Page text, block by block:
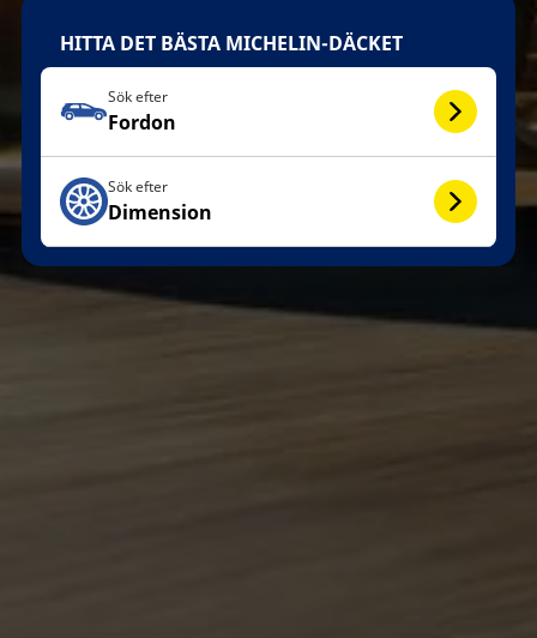
HITTA DET BÄSTA MICHELIN-DÄCKET
Sök efter
Fordon
Sök efter
Dimension